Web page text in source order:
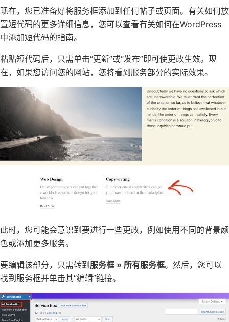
现在，您已准备好将服务框添加到任何帖子或页面。有关如何放
置短代码的更多详细信息，您可以查看有关如何在WordPress
中添加短代码的指南。
粘贴短代码后，只需单击“更新”或“发布”即可使更改生效。现
在，如果您访问您的网站，您将看到服务部分的实际效果。
此时，您可能会意识到要进行一些更改，例如使用不同的背景颜
色或添加更多服务。
要编辑该部分，只需转到服务框 » 所有服务框。然后，您可以
找到服务框并单击其“编辑”链接。